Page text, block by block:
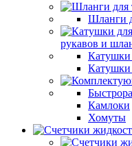
Шланги
рукавов и
Катушки
Катушки
Камлоки
Хомуты